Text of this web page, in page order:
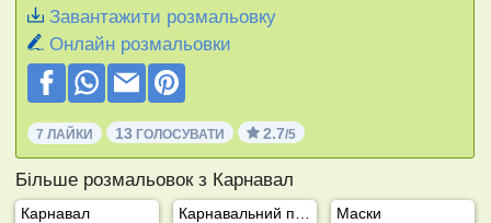
Завантажити розмальовку
Онлайн розмальовки
7 ЛАЙКИ 13 ГОЛОСУВАТИ 2.7/5
Більше розмальовок з Карнавал
Карнавал Маски